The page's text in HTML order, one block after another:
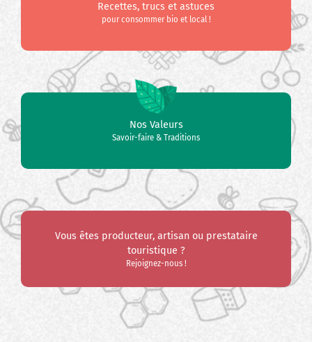
Recettes, trucs et astuces
pour consommer bio et local !
Nos Valeurs
Savoir-faire & Traditions
Vous êtes producteur, artisan ou prestataire
touristique ?
Rejoignez-nous !